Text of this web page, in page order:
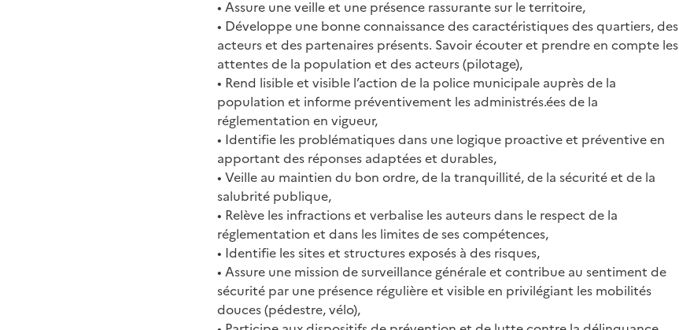
• Assure une veille et une présence rassurante sur le territoire,
• Développe une bonne connaissance des caractéristiques des quartiers, des
acteurs et des partenaires présents. Savoir écouter et prendre en compte les
attentes de la population et des acteurs (pilotage),
• Rend lisible et visible l’action de la police municipale auprès de la
population et informe préventivement les administrés.ées de la
réglementation en vigueur,
• Identifie les problématiques dans une logique proactive et préventive en
apportant des réponses adaptées et durables,
• Veille au maintien du bon ordre, de la tranquillité, de la sécurité et de la
salubrité publique,
• Relève les infractions et verbalise les auteurs dans le respect de la
réglementation et dans les limites de ses compétences,
• Identifie les sites et structures exposés à des risques,
• Assure une mission de surveillance générale et contribue au sentiment de
sécurité par une présence régulière et visible en privilégiant les mobilités
douces (pédestre, vélo),